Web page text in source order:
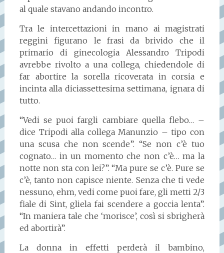
al quale stavano andando incontro.
Tra le intercettazioni in mano ai magistrati
reggini figurano le frasi da brivido che il
primario di ginecologia Alessandro Tripodi
avrebbe rivolto a una collega, chiedendole di
far abortire la sorella ricoverata in corsia e
incinta alla diciassettesima settimana, ignara di
tutto.
“Vedi se puoi fargli cambiare quella flebo… –
dice Tripodi alla collega Manunzio – tipo con
una scusa che non scende”. “Se non c’è tuo
cognato… in un momento che non c’è… ma la
notte non sta con lei?”. “Ma pure se c’è. Pure se
c’è, tanto non capisce niente. Senza che ti vede
nessuno, ehm, vedi come puoi fare, gli metti 2/3
fiale di Sint, gliela fai scendere a goccia lenta”.
“In maniera tale che ‘morisce’, così si sbrigherà
ed abortirà”.
La donna in effetti perderà il bambino,